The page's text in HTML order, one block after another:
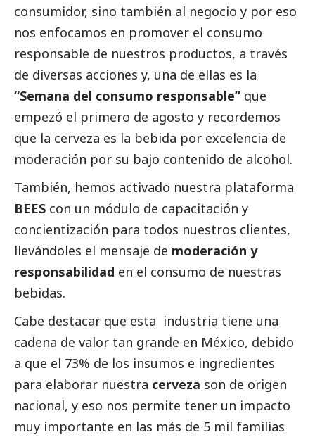
consumidor, sino también al negocio y por eso
nos enfocamos en promover el consumo
responsable de nuestros productos, a través
de diversas acciones y, una de ellas es la
“Semana del consumo responsable” que
empezó el primero de agosto y recordemos
que la cerveza es la bebida por excelencia de
moderación por su bajo contenido de alcohol.
También, hemos activado nuestra plataforma
BEES con un módulo de capacitación y
concientización para todos nuestros clientes,
llevándoles el mensaje de moderación y
responsabilidad en el consumo de nuestras
bebidas.
Cabe destacar que esta industria tiene una
cadena de valor tan grande en México, debido
a que el 73% de los insumos e ingredientes
para elaborar nuestra cerveza son de origen
nacional, y eso nos permite tener un impacto
muy importante en las más de 5 mil familias